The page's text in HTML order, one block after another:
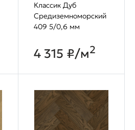
Классик Дуб
Средиземноморский
409 5/0,6 мм
4 315 ₽/м2